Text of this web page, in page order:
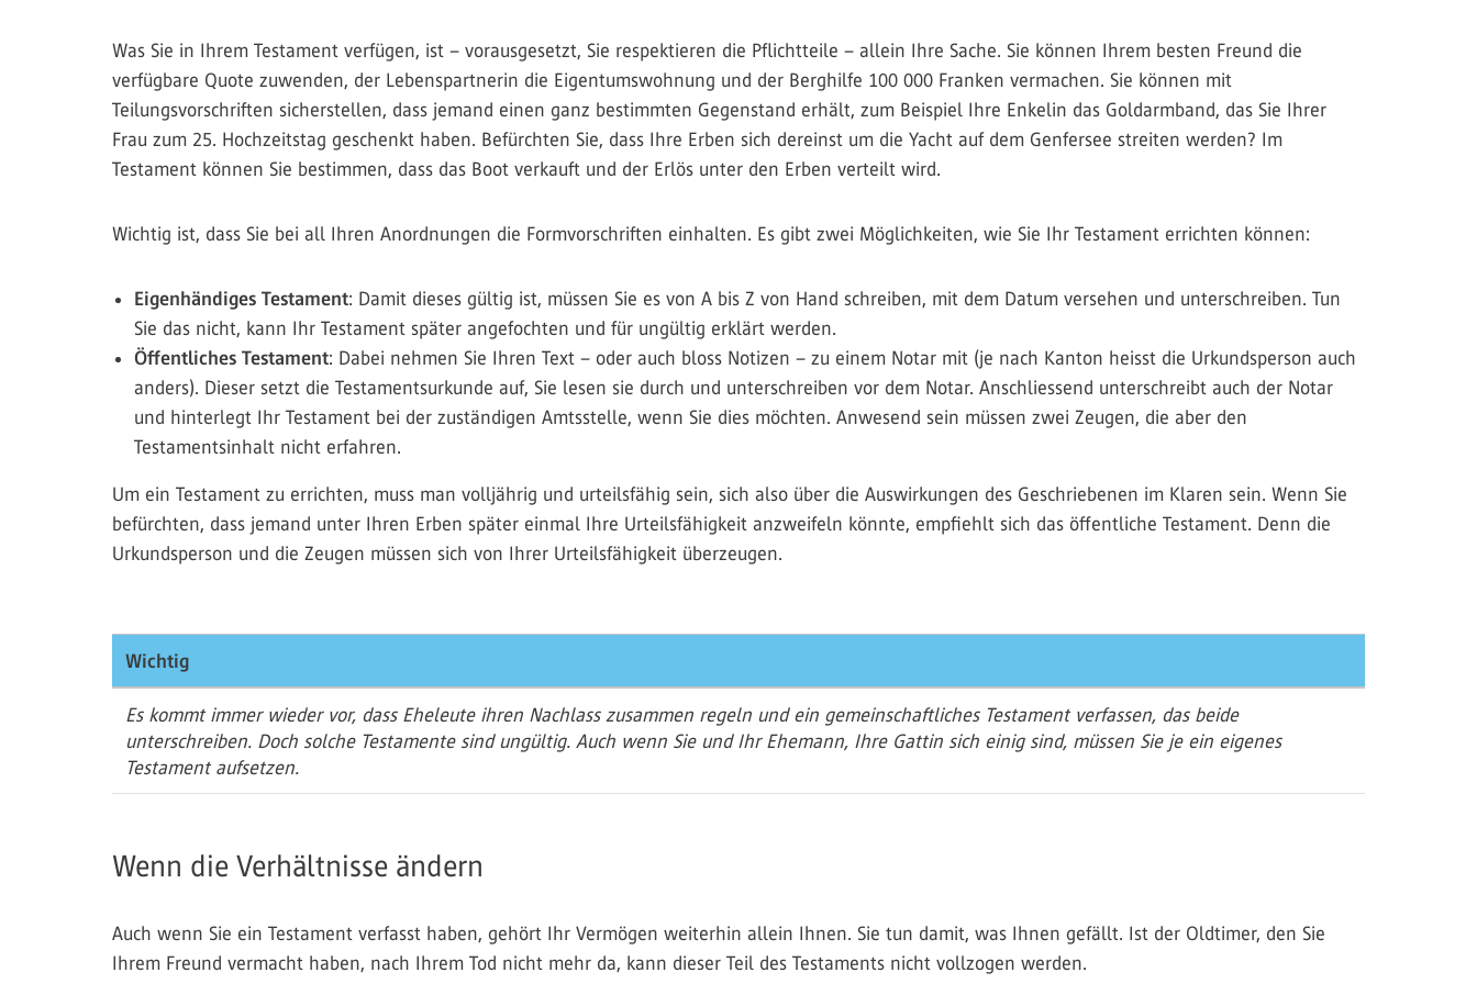
Was Sie in Ihrem Testament verfügen, ist – vorausgesetzt, Sie respektieren die Pflichtteile – allein Ihre Sache. Sie können Ihrem besten Freund die
verfügbare Quote zuwenden, der Lebenspartnerin die Eigentumswohnung und der Berghilfe 100 000 Franken vermachen. Sie können mit
Teilungsvorschriften sicherstellen, dass jemand einen ganz bestimmten Gegenstand erhält, zum Beispiel Ihre Enkelin das Goldarmband, das Sie Ihrer
Frau zum 25. Hochzeitstag geschenkt haben. Befürchten Sie, dass Ihre Erben sich dereinst um die Yacht auf dem Genfersee streiten werden? Im
Testament können Sie bestimmen, dass das Boot verkauft und der Erlös unter den Erben verteilt wird.
Wichtig ist, dass Sie bei all Ihren Anordnungen die Formvorschriften einhalten. Es gibt zwei Möglichkeiten, wie Sie Ihr Testament errichten können:
Eigenhändiges Testament: Damit dieses gültig ist, müssen Sie es von A bis Z von Hand schreiben, mit dem Datum versehen und unterschreiben. Tun
Sie das nicht, kann Ihr Testament später angefochten und für ungültig erklärt werden.
Öffentliches Testament: Dabei nehmen Sie Ihren Text – oder auch bloss Notizen – zu einem Notar mit (je nach Kanton heisst die Urkundsperson auch
anders). Dieser setzt die Testamentsurkunde auf, Sie lesen sie durch und unterschreiben vor dem Notar. Anschliessend unterschreibt auch der Notar
und hinterlegt Ihr Testament bei der zuständigen Amtsstelle, wenn Sie dies möchten. Anwesend sein müssen zwei Zeugen, die aber den
Testamentsinhalt nicht erfahren.
Um ein Testament zu errichten, muss man volljährig und urteilsfähig sein, sich also über die Auswirkungen des Geschriebenen im Klaren sein. Wenn Sie
befürchten, dass jemand unter Ihren Erben später einmal Ihre Urteilsfähigkeit anzweifeln könnte, empfiehlt sich das öffentliche Testament. Denn die
Urkundsperson und die Zeugen müssen sich von Ihrer Urteilsfähigkeit überzeugen.
Wichtig
Es kommt immer wieder vor, dass Eheleute ihren Nachlass zusammen regeln und ein gemeinschaftliches Testament verfassen, das beide
unterschreiben. Doch solche Testamente sind ungültig. Auch wenn Sie und Ihr Ehemann, Ihre Gattin sich einig sind, müssen Sie je ein eigenes
Testament aufsetzen.
Wenn die Verhältnisse ändern
Auch wenn Sie ein Testament verfasst haben, gehört Ihr Vermögen weiterhin allein Ihnen. Sie tun damit, was Ihnen gefällt. Ist der Oldtimer, den Sie
Ihrem Freund vermacht haben, nach Ihrem Tod nicht mehr da, kann dieser Teil des Testaments nicht vollzogen werden.